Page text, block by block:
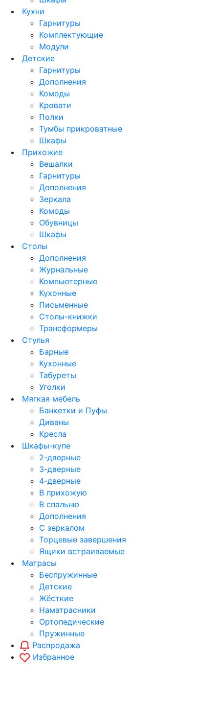
Кухни
Гарнитуры
Комплектующие
Модули
Детские
Гарнитуры
Дополнения
Комоды
Кровати
Полки
Тумбы прикроватные
Шкафы
Прихожие
Вешалки
Гарнитуры
Дополнения
Зеркала
Комоды
Обувницы
Шкафы
Столы
Дополнения
Журнальные
Компьютерные
Кухонные
Письменные
Столы-книжки
Трансформеры
Стулья
Барные
Кухонные
Табуреты
Уголки
Мягкая мебель
Банкетки и Пуфы
Диваны
Кресла
Шкафы-купе
2-дверные
3-дверные
4-дверные
В прихожую
В спальню
Дополнения
С зеркалом
Торцевые завершения
Ящики встраиваемые
Матрасы
Беспружинные
Детские
Жёсткие
Наматрасники
Ортопедические
Пружинные
Распродажа
Избранное